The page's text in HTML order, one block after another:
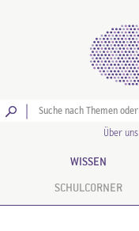
Über uns
WISSEN
SCHULCORNER